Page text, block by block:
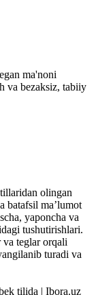
ma'noni
va bezaksiz, tabiiy
olingan
batafsil maʼlumot
yaponcha va
tushutirishlari.
teglar orqali
turadi va
tilida | Ibora.uz